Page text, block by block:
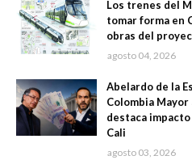
Los trenes del
tomar forma en
obras del
agosto 04, 2026
Abelardo de la
Colombia Mayor
destaca
Cali
agosto 03, 2026